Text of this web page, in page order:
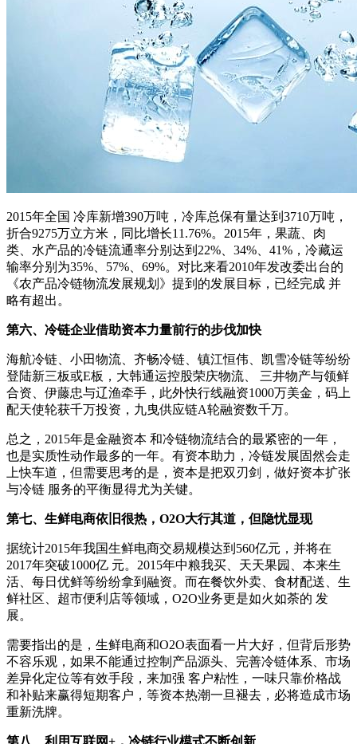
2015年全国 冷库新增390万吨，冷库总保有量达到3710万吨，
折合9275万立方米，同比增长11.76%。2015年，果蔬、肉
类、水产品的冷链流通率分别达到22%、34%、41%，冷藏运
输率分别为35%、57%、69%。对比来看2010年发改委出台的
《农产品冷链物流发展规划》提到的发展目标，已经完成 并
略有超出。
第六、冷链企业借助资本力量前行的步伐加快
海航冷链、小田物流、齐畅冷链、镇江恒伟、凯雪冷链等纷纷
登陆新三板或E板，大韩通运控股荣庆物流、 三井物产与领鲜
合资、伊藤忠与辽渔牵手，此外快行线融资1000万美金，码上
配天使轮获千万投资，九曳供应链A轮融资数千万。
总之，2015年是金融资本 和冷链物流结合的最紧密的一年，
也是实质性动作最多的一年。有资本助力，冷链发展固然会走
上快车道，但需要思考的是，资本是把双刃剑，做好资本扩张
与冷链 服务的平衡显得尤为关键。
第七、生鲜电商依旧很热，O2O大行其道，但隐忧显现
据统计2015年我国生鲜电商交易规模达到560亿元，并将在
2017年突破1000亿 元。2015年中粮我买、天天果园、本来生
活、每日优鲜等纷纷拿到融资。而在餐饮外卖、食材配送、生
鲜社区、超市便利店等领域，O2O业务更是如火如荼的 发
展。
需要指出的是，生鲜电商和O2O表面看一片大好，但背后形势
不容乐观，如果不能通过控制产品源头、完善冷链体系、市场
差异化定位等有效手段，来加强 客户粘性，一味只靠价格战
和补贴来赢得短期客户，等资本热潮一旦褪去，必将造成市场
重新洗牌。
第八、利用互联网+，冷链行业模式不断创新